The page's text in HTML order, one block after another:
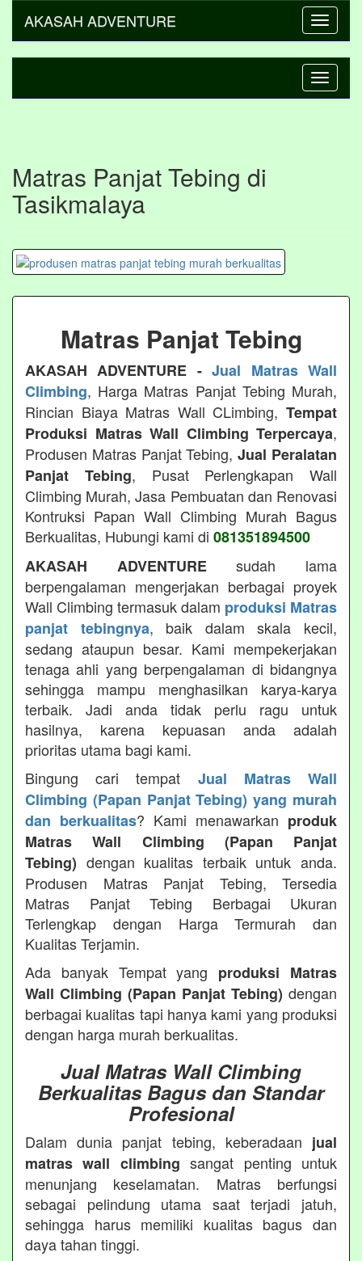
Toggle
AKASAH ADVENTURE
Toggle
Matras Panjat Tebing di
Tasikmalaya
Matras Panjat Tebing
AKASAH ADVENTURE -Jual Matras Wall
Climbing, Harga Matras Panjat Tebing Murah,
Rincian Biaya Matras Wall CLimbing, Tempat
Produksi Matras Wall Climbing Terpercaya,
Produsen Matras Panjat Tebing,Jual Peralatan
Panjat Tebing, Pusat Perlengkapan Wall
Climbing Murah, Jasa Pembuatan dan Renovasi
Kontruksi Papan Wall Climbing Murah Bagus
Berkualitas, Hubungi kami di 081351894500
AKASAH ADVENTUREsudah lama
berpengalaman mengerjakan berbagai proyek
Wall Climbing termasuk dalam produksi Matras
panjat tebingnya, baik dalam skala kecil,
sedang ataupun besar. Kami mempekerjakan
tenaga ahli yang berpengalaman di bidangnya
sehingga mampu menghasilkan karya-karya
terbaik. Jadi anda tidak perlu ragu untuk
hasilnya, karena kepuasan anda adalah
prioritas utama bagi kami.
Bingung cari tempat Jual Matras Wall
Climbing (Papan Panjat Tebing) yang murah
dan berkualitas? Kami menawarkan produk
Matras Wall Climbing (Papan Panjat
Tebing) dengan kualitas terbaik untuk anda.
Produsen Matras Panjat Tebing, Tersedia
Matras Panjat Tebing Berbagai Ukuran
Terlengkap dengan Harga Termurah dan
Kualitas Terjamin.
Ada banyak Tempat yang produksi Matras
Wall Climbing (Papan Panjat Tebing) dengan
berbagai kualitas tapi hanya kami yang produksi
dengan harga murah berkualitas.
Jual Matras Wall Climbing
Berkualitas Bagus dan Standar
Profesional
Dalam dunia panjat tebing, keberadaan jual
matras wall climbing sangat penting untuk
menunjang keselamatan. Matras berfungsi
sebagai pelindung utama saat terjadi jatuh,
sehingga harus memiliki kualitas bagus dan
daya tahan tinggi.